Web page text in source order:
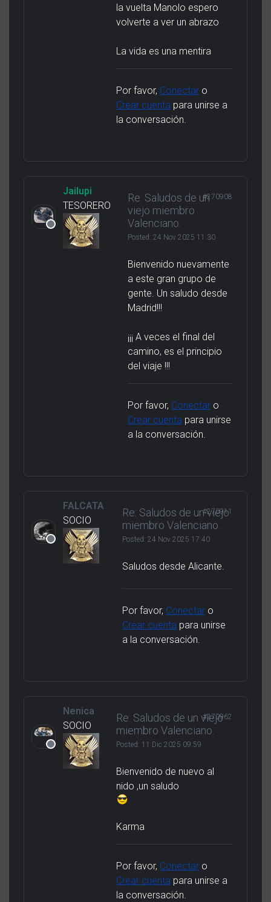
la vuelta Manolo espero
volverte a ver un abrazo
La vida es una mentira
Por favor, Conectar o
Crear cuenta para unirse a
la conversación.
Jailupi
TESORERO
Re: Saludos de un
viejo miembro
Valenciano.
Posted: 24 Nov 2025 11:30
#270908
Bienvenido nuevamente
a este gran grupo de
gente. Un saludo desde
Madrid!!!
¡¡¡ A veces el final del
camino, es el principio
del viaje !!!
Por favor, Conectar o
Crear cuenta para unirse
a la conversación.
FALCATA
SOCIO
Re: Saludos de un viejo
miembro Valenciano.
Posted: 24 Nov 2025 17:40
#270911
Saludos desde Alicante.
Por favor, Conectar o
Crear cuenta para unirse
a la conversación.
Nenica
SOCIO
Re: Saludos de un viejo
miembro Valenciano.
Posted: 11 Dic 2025 09:59
#270962
Bienvenido de nuevo al
nido ,un saludo
Karma
Por favor, Conectar o
Crear cuenta para unirse a
la conversación.